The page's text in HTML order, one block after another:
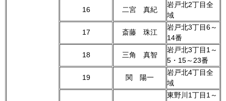
16 二宮 真紀
岩戸北2丁目全
域
17 斎藤 珠江
岩戸北3丁目6～
14番
18 三角 真智
岩戸北3丁目1～
5・15～23番
19 関 陽一
岩戸北4丁目全
域
東野川1丁目1～